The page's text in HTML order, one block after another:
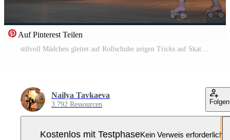
Auf Pinterest Teilen
stilvoll Mädchen gleitet auf Rollschuhe zeigen Tricks auf Skaten Stelle Pro Video
Nailya Tavkaeva
3.792 Ressourcen Folgen
Kostenlos mit TestphaseKein Verweis erforderlich